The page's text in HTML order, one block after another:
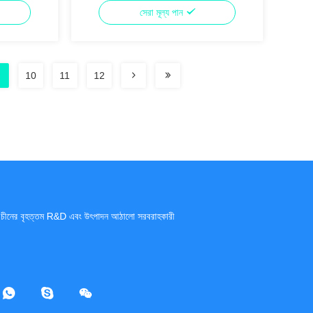
সেরা মূল্য পান
10 11 12
চীনের বৃহত্তম R&D এবং উৎপাদন আঠালো সরবরাহকারী